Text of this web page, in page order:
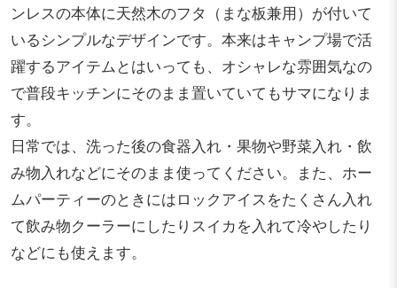
ンレスの本体に天然木のフタ（まな板兼用）が付いて
いるシンプルなデザインです。本来はキャンプ場で活
躍するアイテムとはいっても、オシャレな雰囲気なの
で普段キッチンにそのまま置いていてもサマになりま
す。
日常では、洗った後の食器入れ・果物や野菜入れ・飲
み物入れなどにそのまま使ってください。また、ホー
ムパーティーのときにはロックアイスをたくさん入れ
て飲み物クーラーにしたりスイカを入れて冷やしたり
などにも使えます。